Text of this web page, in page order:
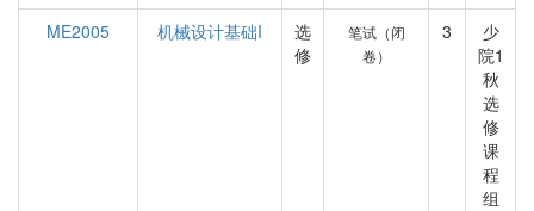
ME2005
机械设计基础I
选
修
笔试（闭
卷）
3
少
院1
秋
选
修
课
程
组